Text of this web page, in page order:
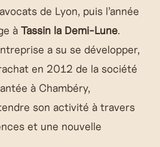
de Lyon, puis l’année
à Tassin la Demi-Lune.
a su se développer,
en 2012 de la société
à Chambéry,
son activité à travers
et une nouvelle